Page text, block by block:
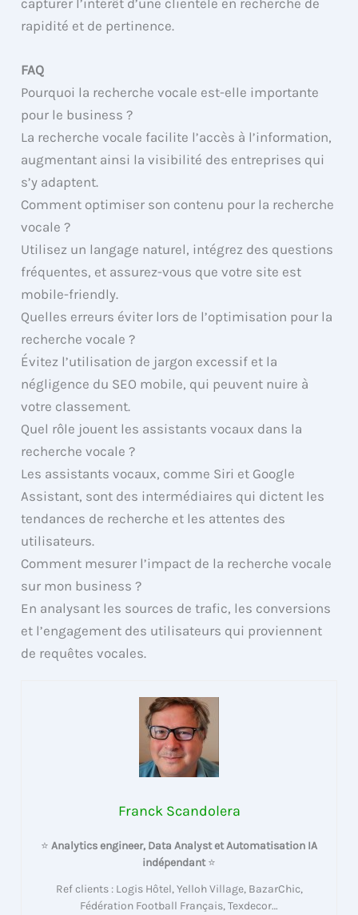
capturer l’intérêt d’une clientèle en recherche de
rapidité et de pertinence.
FAQ
Pourquoi la recherche vocale est-elle importante
pour le business ?
La recherche vocale facilite l’accès à l’information,
augmentant ainsi la visibilité des entreprises qui
s’y adaptent.
Comment optimiser son contenu pour la recherche
vocale ?
Utilisez un langage naturel, intégrez des questions
fréquentes, et assurez-vous que votre site est
mobile-friendly.
Quelles erreurs éviter lors de l’optimisation pour la
recherche vocale ?
Évitez l’utilisation de jargon excessif et la
négligence du SEO mobile, qui peuvent nuire à
votre classement.
Quel rôle jouent les assistants vocaux dans la
recherche vocale ?
Les assistants vocaux, comme Siri et Google
Assistant, sont des intermédiaires qui dictent les
tendances de recherche et les attentes des
utilisateurs.
Comment mesurer l’impact de la recherche vocale
sur mon business ?
En analysant les sources de trafic, les conversions
et l’engagement des utilisateurs qui proviennent
de requêtes vocales.
Franck Scandolera
⭐ Analytics engineer, Data Analyst et Automatisation IA
indépendant⭐
Ref clients : Logis Hôtel, Yelloh Village, BazarChic,
Fédération Football Français, Texdecor…